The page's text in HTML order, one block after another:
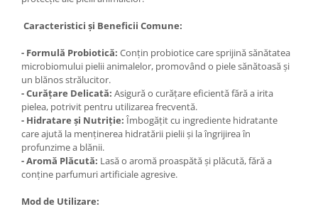
toalete portabile
Solutii curatare si intretinere
Solutii curatare si intretinere
mobilier gradina
Solutii de curatare si intretinere
gratare exterioare si seminee
Foglia D'Oro
Odorizanti & Neutralizatori pentru
Miros
250ml
Caracteristici și Beneficii Comune:
- Formulă Probiotică: Conțin probiotice care sprijină sănătatea
microbiomului pielii animalelor, promovând o piele sănătoasă și
un blănos strălucitor.
- Curățare Delicată: Asigură o curățare eficientă fără a irita
pielea, potrivit pentru utilizarea frecventă.
- Hidratare și Nutriție: Îmbogățit cu ingrediente hidratante
care ajută la menținerea hidratării pielii și la îngrijirea în
profunzime a blănii.
- Aromă Plăcută: Lasă o aromă proaspătă și plăcută, fără a
conține parfumuri artificiale agresive.
Mod de Utilizare: